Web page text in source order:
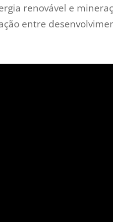
renovável e
entre